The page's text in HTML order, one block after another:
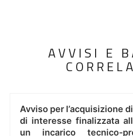
AVVISI E
Avviso per l’acquisizione
di interesse finalizzata
un incarico tecnico-